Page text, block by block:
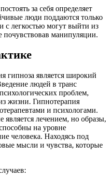
за себя определяет
люди поддаются только
с легкостью могут выйти из
почувствовав манипуляции.
гипноза является широкий
людей в транс
проблем,
жизни. Гипнотерапия
и психологами.
является лечением, но образы,
на уровне
человека. Находясь под
мысли и чувства, которые